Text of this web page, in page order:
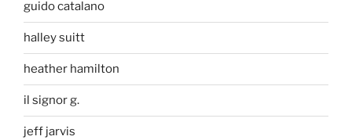
guido catalano
halley suitt
heather hamilton
il signor g.
jeff jarvis